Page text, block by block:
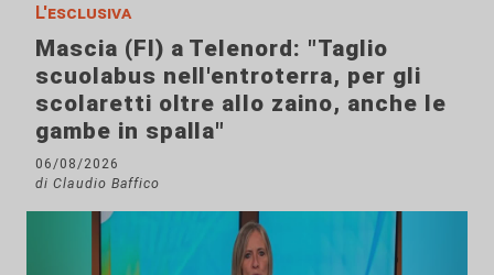
L'esclusiva
Mascia (FI) a Telenord: "Taglio
scuolabus nell'entroterra, per gli
scolaretti oltre allo zaino, anche le
gambe in spalla"
06/08/2026
di Claudio Baffico